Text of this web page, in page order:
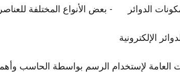
الدوائر - بعض الأنواع المختلفة للعناصر
الإلكترونية
العامة لإستخدام الرسم بواسطة الحاسب